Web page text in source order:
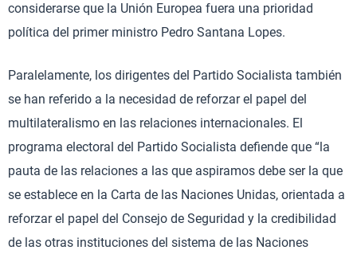
considerarse que la Unión Europea fuera una prioridad
política del primer ministro Pedro Santana Lopes.
Paralelamente, los dirigentes del Partido Socialista también
se han referido a la necesidad de reforzar el papel del
multilateralismo en las relaciones internacionales. El
programa electoral del Partido Socialista defiende que “la
pauta de las relaciones a las que aspiramos debe ser la que
se establece en la Carta de las Naciones Unidas, orientada a
reforzar el papel del Consejo de Seguridad y la credibilidad
de las otras instituciones del sistema de las Naciones